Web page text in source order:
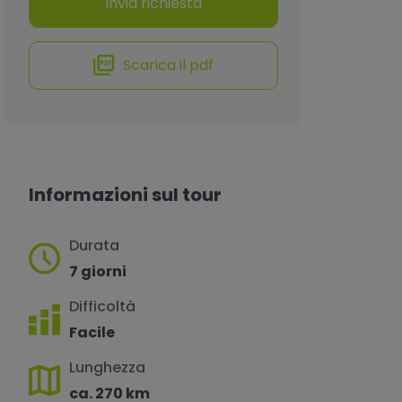
Scarica il pdf
Informazioni sul tour
Durata
7 giorni
Difficoltà
Facile
Lunghezza
ca. 270 km